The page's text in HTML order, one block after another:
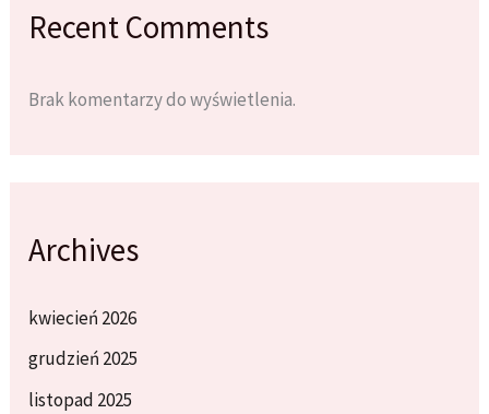
Recent Comments
Brak komentarzy do wyświetlenia.
Archives
kwiecień 2026
grudzień 2025
listopad 2025